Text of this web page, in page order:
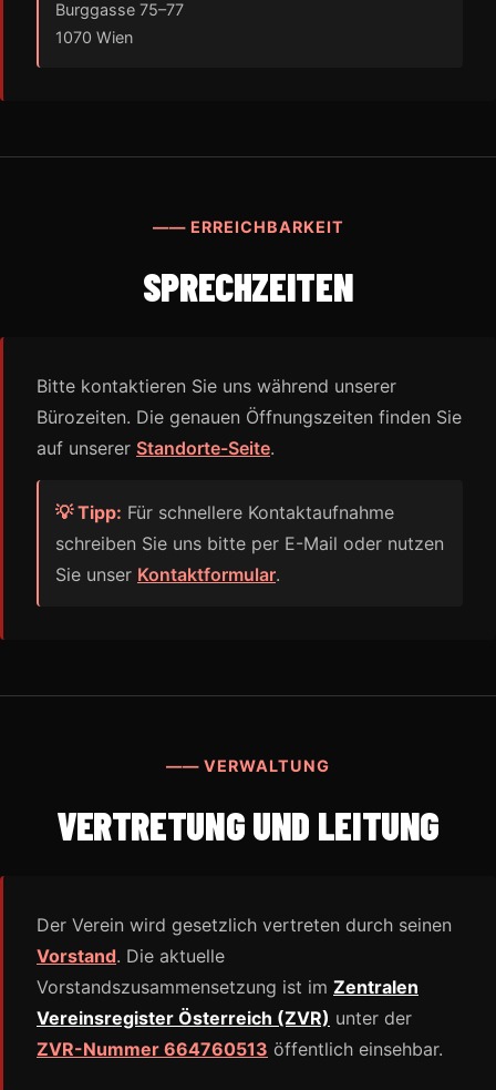
Burggasse 75–77
1070 Wien
—— ERREICHBARKEIT
SPRECHZEITEN
Bitte kontaktieren Sie uns während unserer
Bürozeiten. Die genauen Öffnungszeiten finden Sie
auf unserer Standorte-Seite.
💡 Tipp: Für schnellere Kontaktaufnahme
schreiben Sie uns bitte per E-Mail oder nutzen
Sie unser Kontaktformular.
—— VERWALTUNG
VERTRETUNG UND LEITUNG
Der Verein wird gesetzlich vertreten durch seinen
Vorstand. Die aktuelle
Vorstandszusammensetzung ist im Zentralen
Vereinsregister Österreich (ZVR) unter der
ZVR-Nummer 664760513 öffentlich einsehbar.